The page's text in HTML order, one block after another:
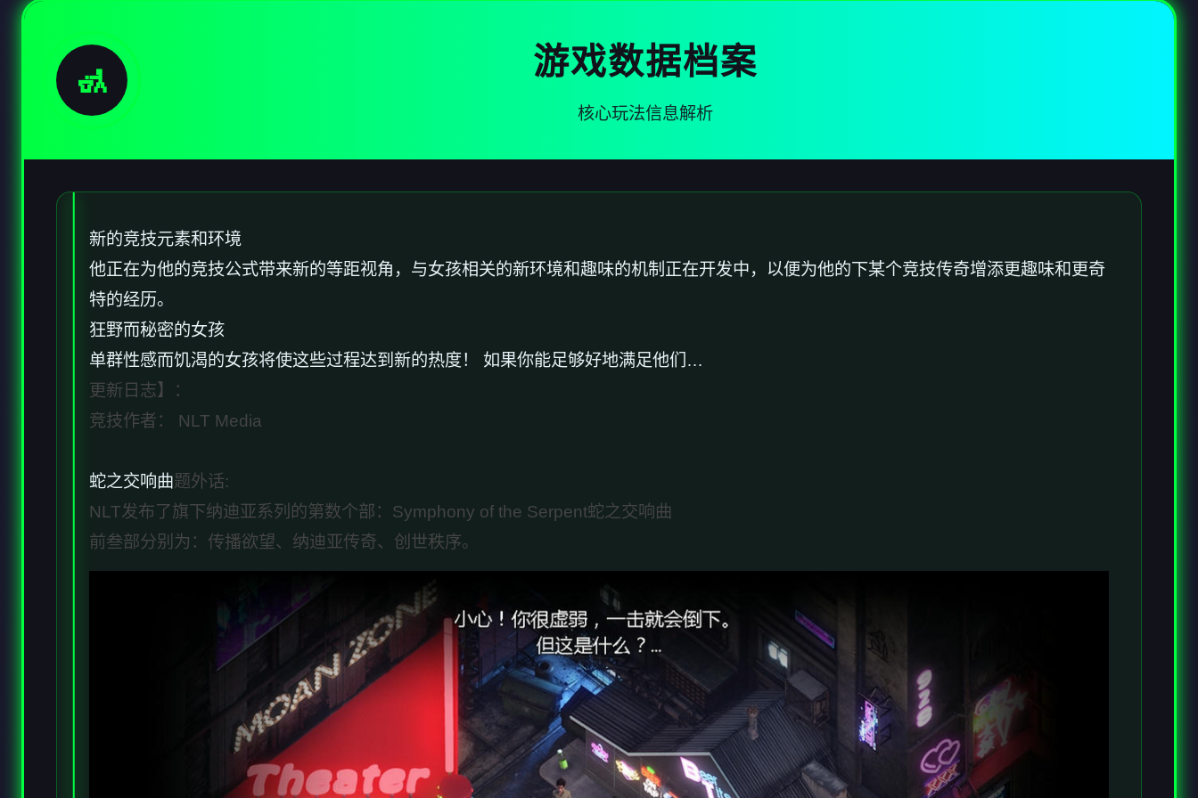
🚮 游戏数据档案
核心玩法信息解析
新的竞技元素和环境
他正在为他的竞技公式带来新的等距视角，与女孩相关的新环境和趣味的机制正在开发中，以便为他的下某个竞技传奇增添更趣味和更奇
特的经历。
狂野而秘密的女孩
单群性感而饥渴的女孩将使这些过程达到新的热度！ 如果你能足够好地满足他们…
更新日志】：
竞技作者： NLT Media
蛇之交响曲题外话:
NLT发布了旗下纳迪亚系列的第数个部：Symphony of the Serpent蛇之交响曲
前叁部分别为：传播欲望、纳迪亚传奇、创世秩序。